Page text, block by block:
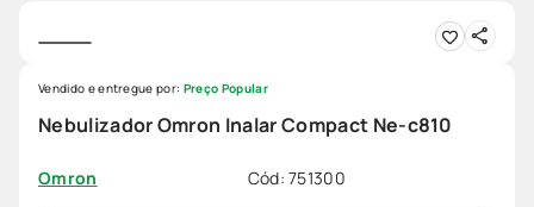
Nebulizador Omron Inalar Compact Ne-c810
Omron Cód:751300
Vendido e entregue por: Preço Popular